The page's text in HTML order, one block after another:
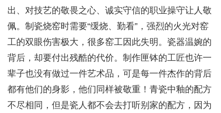
出、对技艺的敬畏之心、诚实守信的职业操守让人敬
佩。制瓷烧窑时需要“缓烧、勤看”，强烈的火光对窑
工的双眼伤害极大，很多窑工因此失明。瓷器温婉的
背后，却要付出残酷的代价。制作匣钵的工匠也许一
辈子也没有做过一件艺术品，可是每一件杰作的背后
都有他们的身影，他们同样被敬重！青瓷中釉的配方
不尽相同，但是瓷人都不会去打听别家的配方，因为